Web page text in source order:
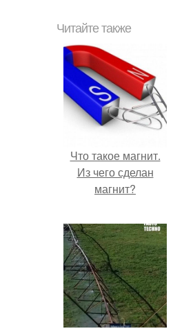
Читайте также
Что такое магнит.
Из чего сделан
магнит?